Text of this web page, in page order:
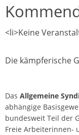
<li>Keine
Die kämpferische
Das Allgemeine
abhängige
bundesweit Teil der
Freie Arbeiterinnen-